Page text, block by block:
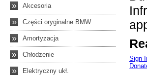
» Akcesoria
» Części oryginalne BMW
» Amortyzacja
» Chłodzenie
» Elektryczny ukł.